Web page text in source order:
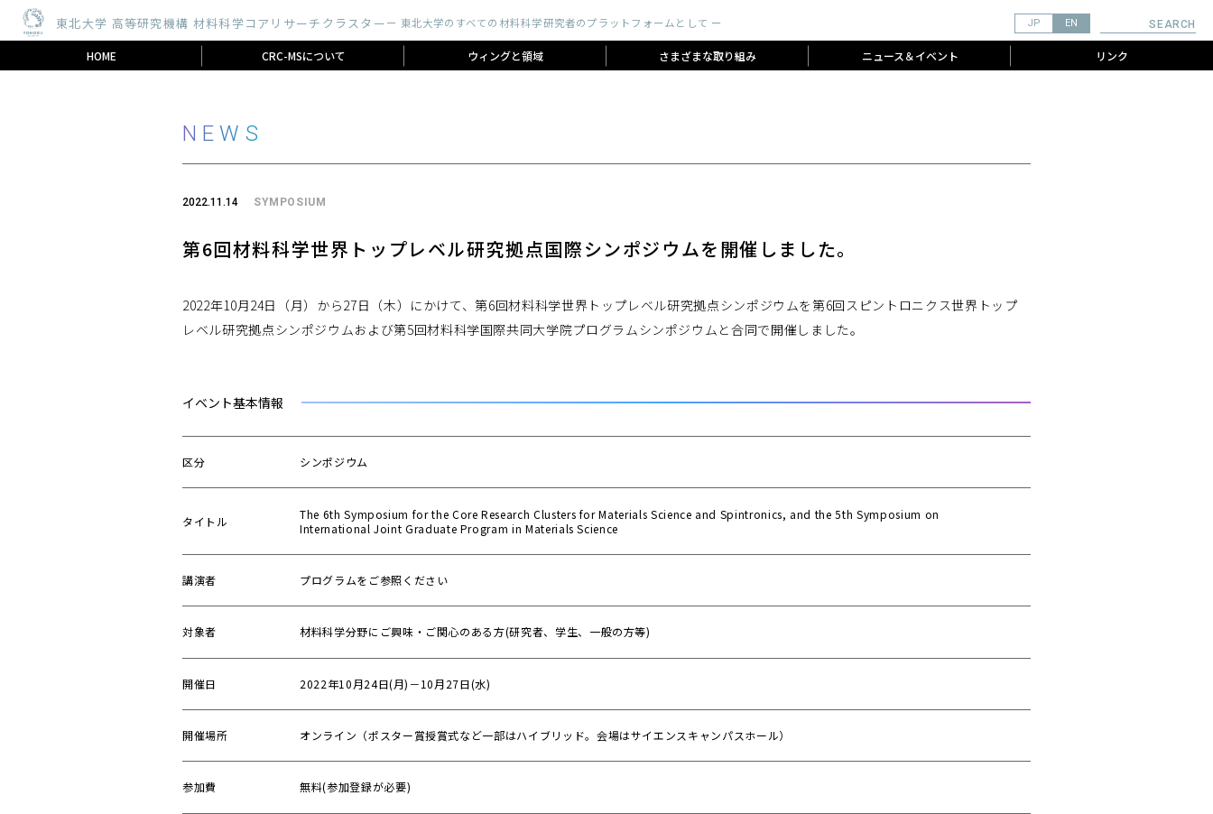
東北大学 高等研究機構 材料科学コアリサーチクラスターー 東北大学のすべての材料科学研究者のプラットフォームとして ー JP EN SEARCH
HOME CRC-MSについて ウィングと領域 さまざまな取り組み ニュース＆イベント リンク
NEWS
2022.11.14 SYMPOSIUM
第6回材料科学世界トップレベル研究拠点国際シンポジウムを開催しました。
2022年10月24日（月）から27日（木）にかけて、第6回材料科学世界トップレベル研究拠点シンポジウムを第6回スピントロニクス世界トップ
レベル研究拠点シンポジウムおよび第5回材料科学国際共同大学院プログラムシンポジウムと合同で開催しました。
イベント基本情報
区分 シンポジウム
タイトル
The 6th Symposium for the Core Research Clusters for Materials Science and Spintronics, and the 5th Symposium on
International Joint Graduate Program in Materials Science
講演者 プログラムをご参照ください
対象者 材料科学分野にご興味・ご関心のある方(研究者、学生、一般の方等)
開催日 2022年10月24日(月)－10月27日(水)
開催場所 オンライン（ポスター賞授賞式など一部はハイブリッド。会場はサイエンスキャンパスホール）
参加費 無料(参加登録が必要)